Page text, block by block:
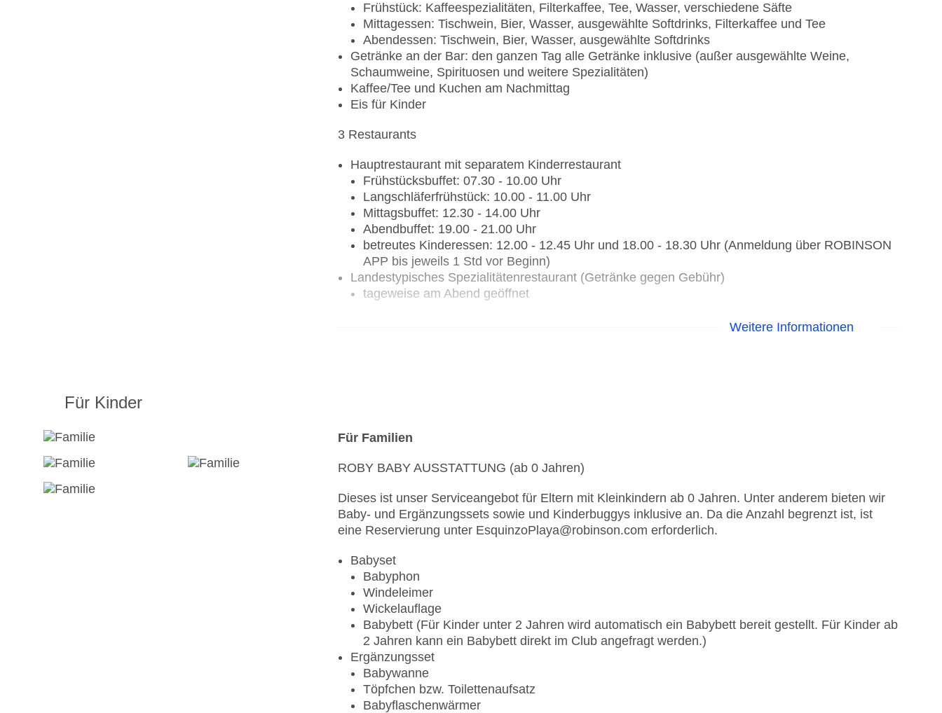
Frühstück: Kaffeespezialitäten, Filterkaffee, Tee, Wasser, verschiedene Säfte
Mittagessen: Tischwein, Bier, Wasser, ausgewählte Softdrinks, Filterkaffee und Tee
Abendessen: Tischwein, Bier, Wasser, ausgewählte Softdrinks
Getränke an der Bar: den ganzen Tag alle Getränke inklusive (außer ausgewählte Weine,
Schaumweine, Spirituosen und weitere Spezialitäten)
Kaffee/Tee und Kuchen am Nachmittag
Eis für Kinder
3 Restaurants
Hauptrestaurant mit separatem Kinderrestaurant
Frühstücksbuffet: 07.30 - 10.00 Uhr
Langschläferfrühstück: 10.00 - 11.00 Uhr
Mittagsbuffet: 12.30 - 14.00 Uhr
Abendbuffet: 19.00 - 21.00 Uhr
betreutes Kinderessen: 12.00 - 12.45 Uhr und 18.00 - 18.30 Uhr (Anmeldung über ROBINSON
APP bis jeweils 1 Std vor Beginn)
Landestypisches Spezialitätenrestaurant (Getränke gegen Gebühr)
tageweise am Abend geöffnet
Öffnungszeiten unter Vorbehalt von Änderungen
alle Innenbereiche sind rauchfrei. Es stehen Raucherbereiche zur Verfügung
angemessene Kleidung erwünscht
Alkoholausschank: aufgrund spezifischer Landesvorschriften können alkoholische Getränke erst
ab 18 Jahren ausgeschenkt werden
Spezielle Angebote:
BalAyur (Bal = Balance, Ayur = Leben): Am Ayurveda orientierte Gerichte zum Frühstück, Mittag-
und Abendessen
WINE & DINE: Möglichkeit der Tischreservierung zum Abendessen im Hauptrestaurant in
Verbindung mit einer Flasche Wein (gegen Gebühr)
ROBcarpet: Ein glanzvoller Abend mit kulinarischen Köstlichkeiten, prickelndem Entertainment
und ausgewählten Cocktails! (1x wöchentlich)
Canarian Taste: alle 14 Tage Streetfoodfeeling mit mobilen Ständen für Essen & Getränke bei
musikalischer Atmosphäre
Vegetarische Kost, vegane Speisen, Vollwertkost, Trennkost, Gourmet-Tellergerichte,
Weitere Informationen
Für Kinder
Für Familien
ROBY BABY AUSSTATTUNG (ab 0 Jahren)
Dieses ist unser Serviceangebot für Eltern mit Kleinkindern ab 0 Jahren. Unter anderem bieten wir
Baby- und Ergänzungssets sowie und Kinderbuggys inklusive an. Da die Anzahl begrenzt ist, ist
eine Reservierung unter EsquinzoPlaya@robinson.com erforderlich.
Babyset
Babyphon
Windeleimer
Wickelauflage
Babybett (Für Kinder unter 2 Jahren wird automatisch ein Babybett bereit gestellt. Für Kinder ab
2 Jahren kann ein Babybett direkt im Club angefragt werden.)
Ergänzungsset
Babywanne
Töpfchen bzw. Toilettenaufsatz
Babyflaschenwärmer